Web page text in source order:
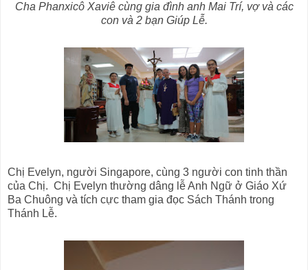
Cha Phanxicô Xaviê cùng gia đình anh Mai Trí, vợ và các
con và 2 bạn Giúp Lễ.
Chị Evelyn, người Singapore, cùng 3 người con tinh thần
của Chị. Chị Evelyn thường dâng lễ Anh Ngữ ở Giáo Xứ
Ba Chuông và tích cực tham gia đọc Sách Thánh trong
Thánh Lễ.